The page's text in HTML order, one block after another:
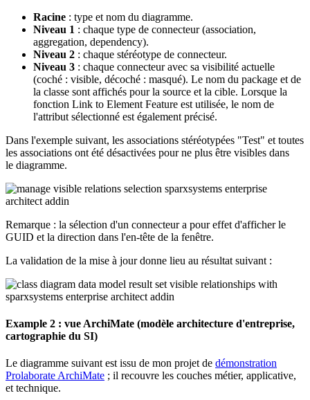
Racine : type et nom du diagramme.
Niveau 1 : chaque type de connecteur (association,
aggregation, dependency).
Niveau 2 : chaque stéréotype de connecteur.
Niveau 3 : chaque connecteur avec sa visibilité actuelle
(coché : visible, décoché : masqué). Le nom du package et de
la classe sont affichés pour la source et la cible. Lorsque la
fonction Link to Element Feature est utilisée, le nom de
l'attribut sélectionné est également précisé.
Dans l'exemple suivant, les associations stéréotypées "Test" et toutes
les associations ont été désactivées pour ne plus être visibles dans
le diagramme.
Remarque : la sélection d'un connecteur a pour effet d'afficher le
GUID et la direction dans l'en-tête de la fenêtre.
La validation de la mise à jour donne lieu au résultat suivant :
Example 2 : vue ArchiMate (modèle architecture d'entreprise,
cartographie du SI)
Le diagramme suivant est issu de mon projet de démonstration
Prolaborate ArchiMate ; il recouvre les couches métier, applicative,
et technique.